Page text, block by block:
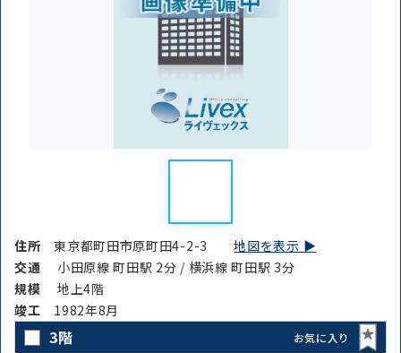
住所東京都町田市原町田4-2-3地図を表示 ▶︎
交通
小田原線 町田駅 2分 / 横浜線 町田駅 3分
規模
地上4階
竣⼯ 1982年8月
3階 お気に入り